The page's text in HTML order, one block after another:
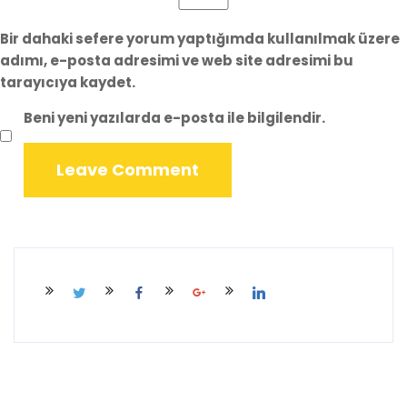
Bir dahaki sefere yorum yaptığımda kullanılmak üzere
adımı, e-posta adresimi ve web site adresimi bu
tarayıcıya kaydet.
Beni yeni yazılarda e-posta ile bilgilendir.